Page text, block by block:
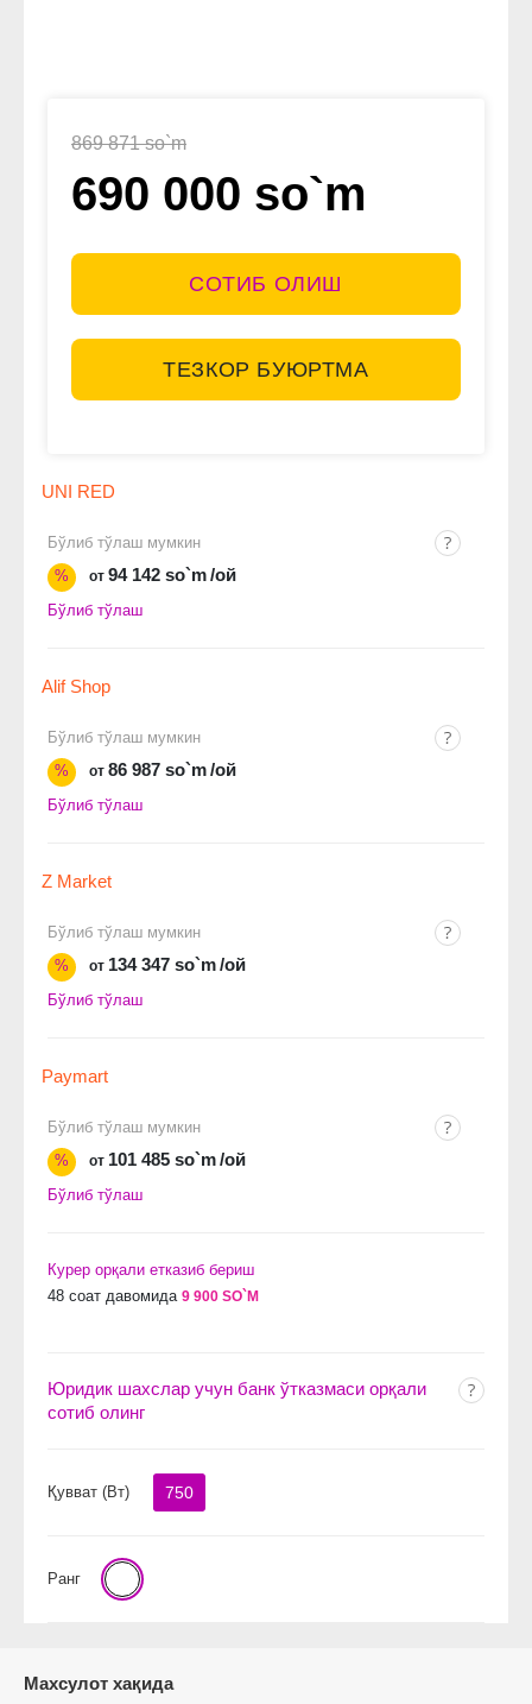
869 871 so`m
690 000 so`m
СОТИБ ОЛИШ
ТЕЗКОР БУЮРТМА
UNI RED
Бўлиб тўлаш мумкин
%
от 94 142 so`m/ой
Бўлиб тўлаш
Alif Shop
Бўлиб тўлаш мумкин
%
от 86 987 so`m/ой
Бўлиб тўлаш
Z Market
Бўлиб тўлаш мумкин
%
от 134 347 so`m/ой
Бўлиб тўлаш
Paymart
Бўлиб тўлаш мумкин
%
от 101 485 so`m/ой
Бўлиб тўлаш
Курер орқали етказиб бериш
48 соат давомида 9 900 SO`M
Юридик шахслар учун банк ўтказмаси орқали
сотиб олинг
Қувват (Вт) 750
Ранг
Махсулот хақида